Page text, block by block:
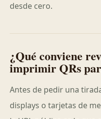
desde cero.
¿Qué conviene
imprimir QRs
Antes de pedir una
displays o tarjetas de